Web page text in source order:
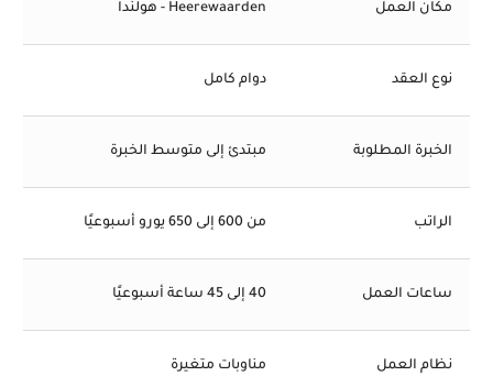
مكان العمل Heerewaarden - هولندا
نوع العقد دوام كامل
الخبرة المطلوبة مبتدئ إلى متوسط الخبرة
الراتب من 600 إلى 650 يورو أسبوعيًا
ساعات العمل 40 إلى 45 ساعة أسبوعيًا
نظام العمل مناوبات متغيرة